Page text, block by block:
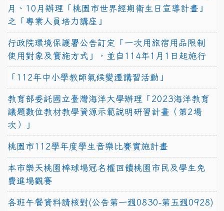
月、10月辦理「桃園市世界經期衛生日宣導計畫」
之「專業人員培力講座」
行政院環境保護署公告訂定「一次用旅宿用品限制
使用對象及實施方式」，並自114年1月1日起施行
「112年中小學教師氣候變遷講習活動」
教育部委託國立臺灣海洋大學辦理「2023海洋教育
議題數位教材教學資源示範說明研習計畫（第2場
次）」
桃園市112學年度學生音樂比賽實施計畫
本市樂天桃園棒球場冠名權回饋桃園市民及學生免
費進場觀賽
各班午餐資料請核對(公告第一週0830-第五週0928)